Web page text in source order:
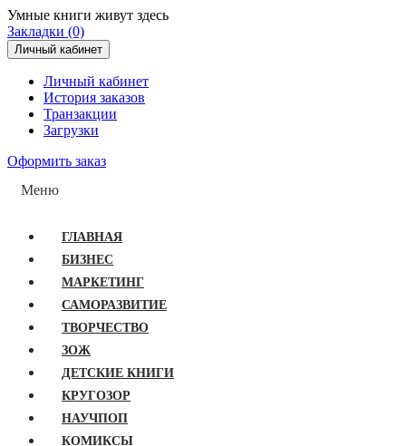
Умные книги живут здесь
Закладки (0)
Личный кабинет
Личный кабинет
История заказов
Транзакции
Загрузки
Оформить заказ
Меню
ГЛАВНАЯ
БИЗНЕС
МАРКЕТИНГ
САМОРАЗВИТИЕ
ТВОРЧЕСТВО
ЗОЖ
ДЕТСКИЕ КНИГИ
КРУГОЗОР
НАУЧПОП
КОМИКСЫ